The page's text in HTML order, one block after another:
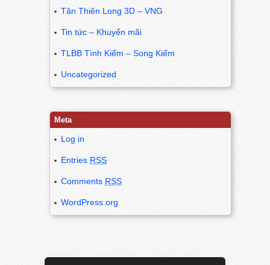
Tân Thiên Long 3D – VNG
Tin tức – Khuyến mãi
TLBB Tình Kiếm – Song Kiếm
Uncategorized
Meta
Log in
Entries RSS
Comments RSS
WordPress.org